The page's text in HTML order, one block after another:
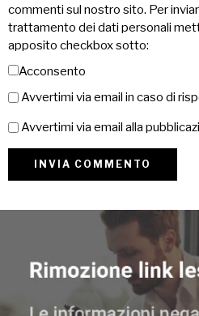
commenti sul nostro sito. Per
trattamento dei dati personali
apposito checkbox sotto:
Acconsento
Avvertimi via email in caso di
Avvertimi via email alla